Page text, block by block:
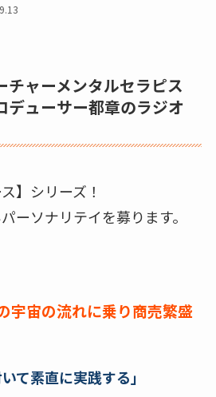
チャーメンタルセラピス
デューサー都章のラジオ
】シリーズ！
ーソナリテイを募ります。
宇宙の流れに乗り商売繁盛
て素直に実践する」